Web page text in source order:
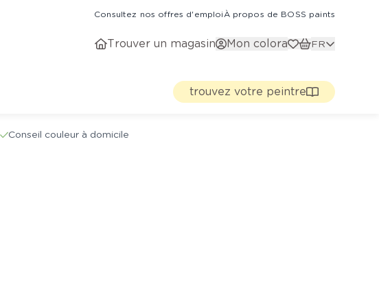
Consultez nos offres d'emploiÀ propos de BOSS paints
Trouver un magasin Mon colora FR
trouvez votre peintre
Conseil couleur à domicile